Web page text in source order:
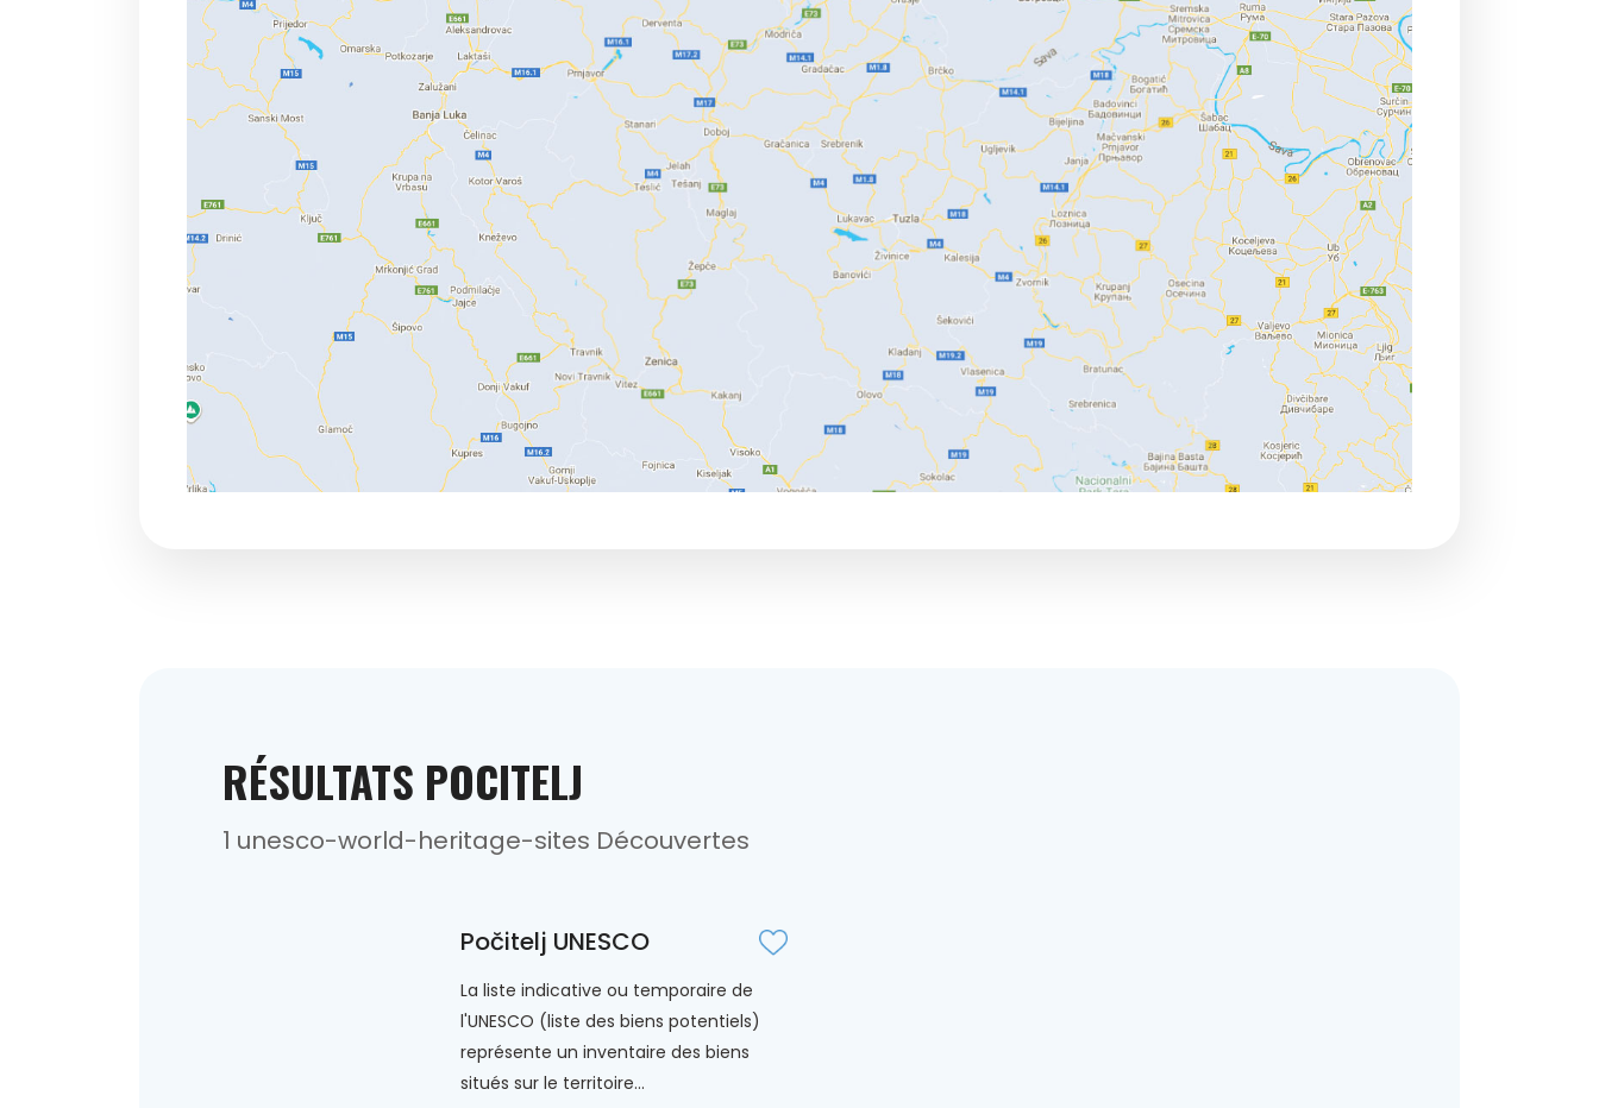
RÉSULTATS POCITELJ
1 unesco-world-heritage-sites Découvertes
Počitelj UNESCO
La liste indicative ou temporaire de
l'UNESCO (liste des biens potentiels)
représente un inventaire des biens
situés sur le territoire...